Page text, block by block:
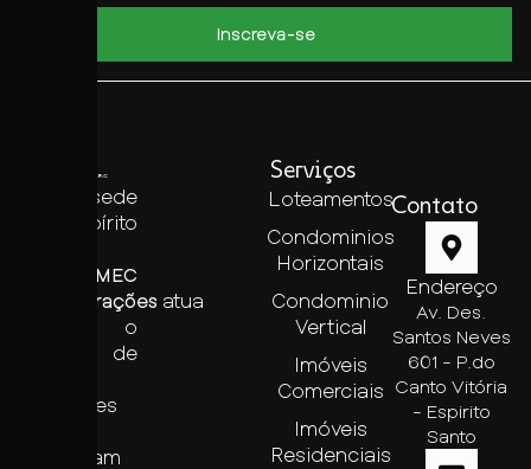
Inscreva-se
Com sede
no Espírito
EMEC
Incorporações atua
com o
objetivo de
ambientes
promovam
Serviços
Loteamentos
Condominios
Horizontais
Condominio
Vertical
Imóveis
Comerciais
Imóveis
Residenciais
Contato
Endereço
Av. Des.
Santos Neves
601 - P.do
Canto Vitória
- Espirito
Santo